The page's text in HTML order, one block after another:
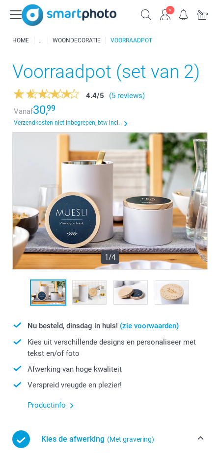
HOME WOONDECORATIE VOORRAADPOT
Voorraadpot (set van 2)
4.4/5
(5 reviews)
Vanaf30,99
Verzendkosten niet inbegrepen, btw incl.
1/4
Nu besteld, dinsdag in huis! (zie voorwaarden)
Kies uit verschillende designs en personaliseer met
tekst en/of foto
Afwerking van hoge kwaliteit
Verspreid vreugde en plezier!
Productinfo
Kies de afwerking (Met gravering)